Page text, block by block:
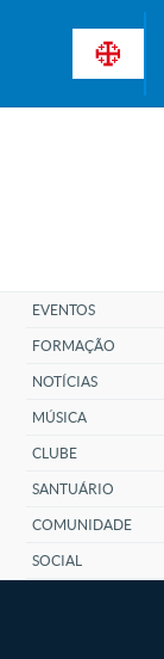
EVENTOS
FORMAÇÃO
NOTÍCIAS
MÚSICA
CLUBE
SANTUÁRIO
COMUNIDADE
SOCIAL